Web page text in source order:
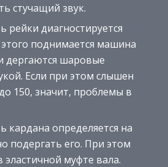
стучащий звук.
рейки диагностируется
поднимается машина
дергаются шаровые
Если при этом слышен
150, значит, проблемы в
кардана определяется на
подергать его. При этом
эластичной муфте вала.